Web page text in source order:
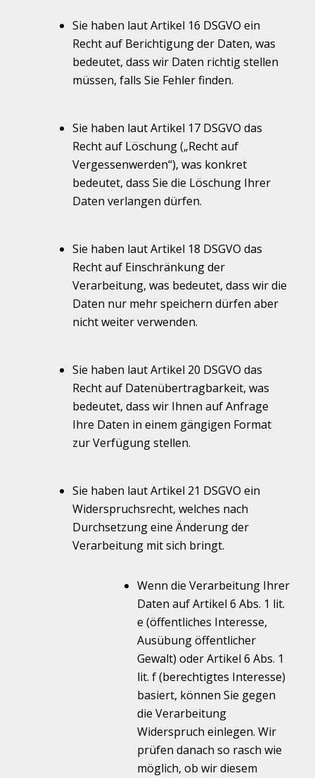
Sie haben laut Artikel 16 DSGVO ein
Recht auf Berichtigung der Daten, was
bedeutet, dass wir Daten richtig stellen
müssen, falls Sie Fehler finden.
Sie haben laut Artikel 17 DSGVO das
Recht auf Löschung („Recht auf
Vergessenwerden“), was konkret
bedeutet, dass Sie die Löschung Ihrer
Daten verlangen dürfen.
Sie haben laut Artikel 18 DSGVO das
Recht auf Einschränkung der
Verarbeitung, was bedeutet, dass wir die
Daten nur mehr speichern dürfen aber
nicht weiter verwenden.
Sie haben laut Artikel 20 DSGVO das
Recht auf Datenübertragbarkeit, was
bedeutet, dass wir Ihnen auf Anfrage
Ihre Daten in einem gängigen Format
zur Verfügung stellen.
Sie haben laut Artikel 21 DSGVO ein
Widerspruchsrecht, welches nach
Durchsetzung eine Änderung der
Verarbeitung mit sich bringt.
Wenn die Verarbeitung Ihrer
Daten auf Artikel 6 Abs. 1 lit.
e (öffentliches Interesse,
Ausübung öffentlicher
Gewalt) oder Artikel 6 Abs. 1
lit. f (berechtigtes Interesse)
basiert, können Sie gegen
die Verarbeitung
Widerspruch einlegen. Wir
prüfen danach so rasch wie
möglich, ob wir diesem